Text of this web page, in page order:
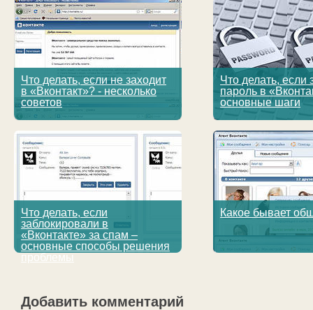
Что делать, если не заходит
в «Вконтакт»? - несколько
советов
Что делать, если
пароль в
основные шаги
Что делать, если
заблокировали в
«Вконтакте» за спам –
основные способы решения
проблемы
Какое бывает
Добавить комментарий